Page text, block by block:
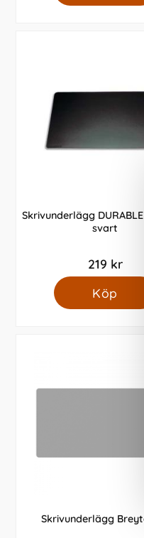
Skrivunderlägg DURABLE
svart
219 kr
Köp
Skrivunderlägg